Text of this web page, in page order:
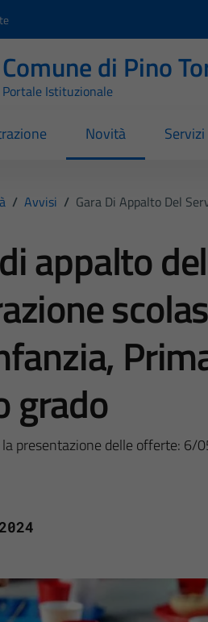
Comune di Pino
Portale Istituzionale
Novità Servizi
/ Avvisi / Gara Di Appalto Del
appalto
grado
la presentazione delle offerte: 6/